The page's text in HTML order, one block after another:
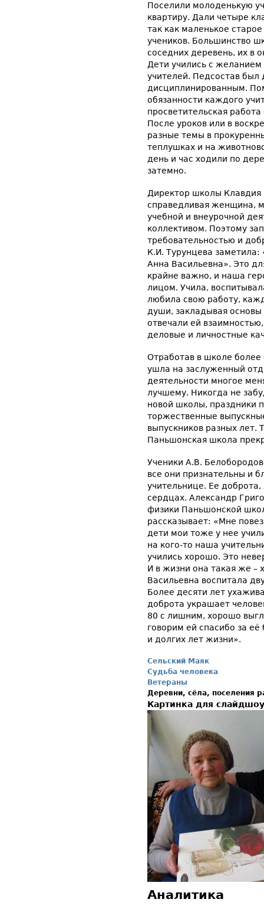
Поселили молоденькую
квартиру. Дали четыре
так как маленькое
учеников. Большинство
соседних деревень, их в
Дети учились с
учителей. Педсостав
дисциплинированным.
обязанности каждого
просветительская
После уроков или в
разные темы в
теплушках и на
день и час ходили по
затемно.
Директор школы Клавдия
справедливая женщина,
учебной и внеурочной
коллективом. Поэтому
требовательностью и
К.И. Турунцева заметила:
Анна Васильевна». Это
крайне важно, и наша
лицом. Учила,
любила свою работу,
души, закладывая основы
отвечали ей
деловые и личностные
Отработав в школе более
ушла на заслуженный
деятельности многое
лучшему. Никогда не
новой школы, праздники
торжественные
выпускников разных лет.
Паньшонская школа
Ученики А.В.
все они признательны и
учительнице. Ее
сердцах. Александр
физики Паньшонской
рассказывает: «Мне
дети мои тоже у нее
на кого-то наша
учились хорошо. Это
И в жизни она такая же –
Васильевна воспитала
Более десяти лет
доброта украшает
80 с лишним, хорошо
говорим ей спасибо за
и долгих лет жизни».
Сельский Маяк
Судьба человека
Ветераны
Деревни, сёла, поселения
Картинка для
Аналитика